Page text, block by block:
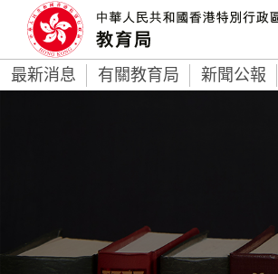
最新消息 有關教育局 新聞公報